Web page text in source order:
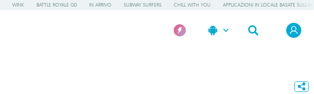
WINK BATTLE ROYALE GD IN ARRIVO SUBWAY SURFERS CHILL WITH YOU APPLICAZIONI IN LOCALE BASATE SULL'IA